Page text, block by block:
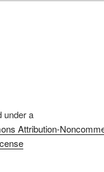
under a
Attribution-